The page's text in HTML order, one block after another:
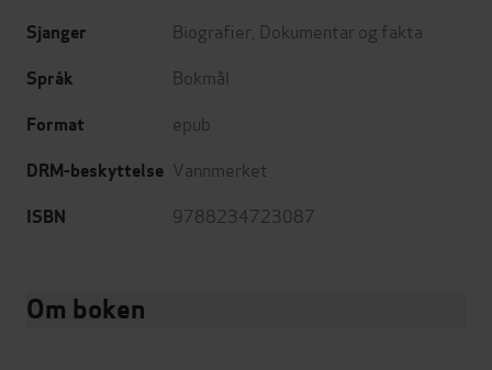
Sjanger Biografier Dokumentar og fakta
Språk Bokmål
Format epub
DRM-beskyttelse Vannmerket
ISBN 9788234723087
Om boken